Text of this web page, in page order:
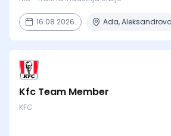
16.08.2026.
Kfc Team Member
KFC